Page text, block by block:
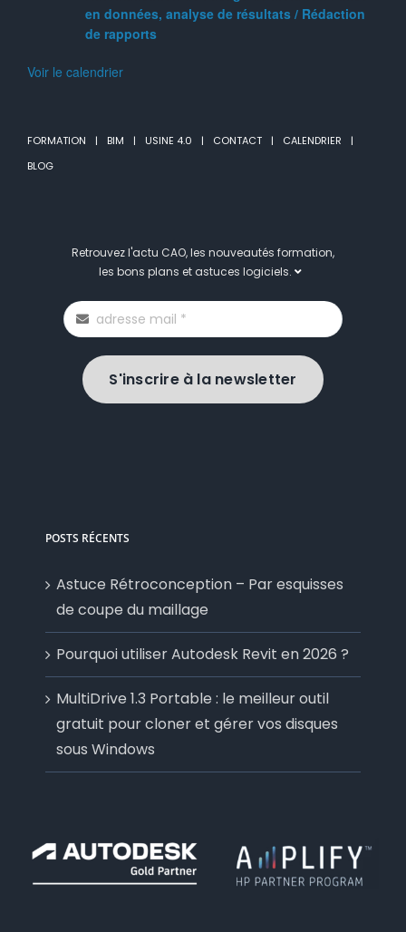
en données, analyse de résultats / Rédaction
de rapports
Voir le calendrier
FORMATION BIM USINE 4.0 CONTACT
CALENDRIER
BLOG
Retrouvez l'actu CAO, les nouveautés formation,
les bons plans et astuces logiciels.
S'inscrire à la newsletter
POSTS RÉCENTS
Astuce Rétroconception – Par esquisses
de coupe du maillage
Pourquoi utiliser Autodesk Revit en 2026 ?
MultiDrive 1.3 Portable : le meilleur outil
gratuit pour cloner et gérer vos disques
sous Windows